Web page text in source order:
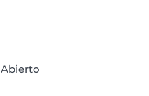
Abierto